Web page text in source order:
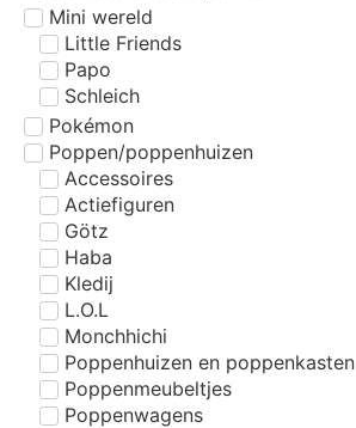
Mini wereld
Little Friends
Papo
Schleich
Pokémon
Poppen/poppenhuizen
Accessoires
Actiefiguren
Götz
Haba
Kledij
L.O.L
Monchhichi
Poppenhuizen en poppenkasten
Poppenmeubeltjes
Poppenwagens